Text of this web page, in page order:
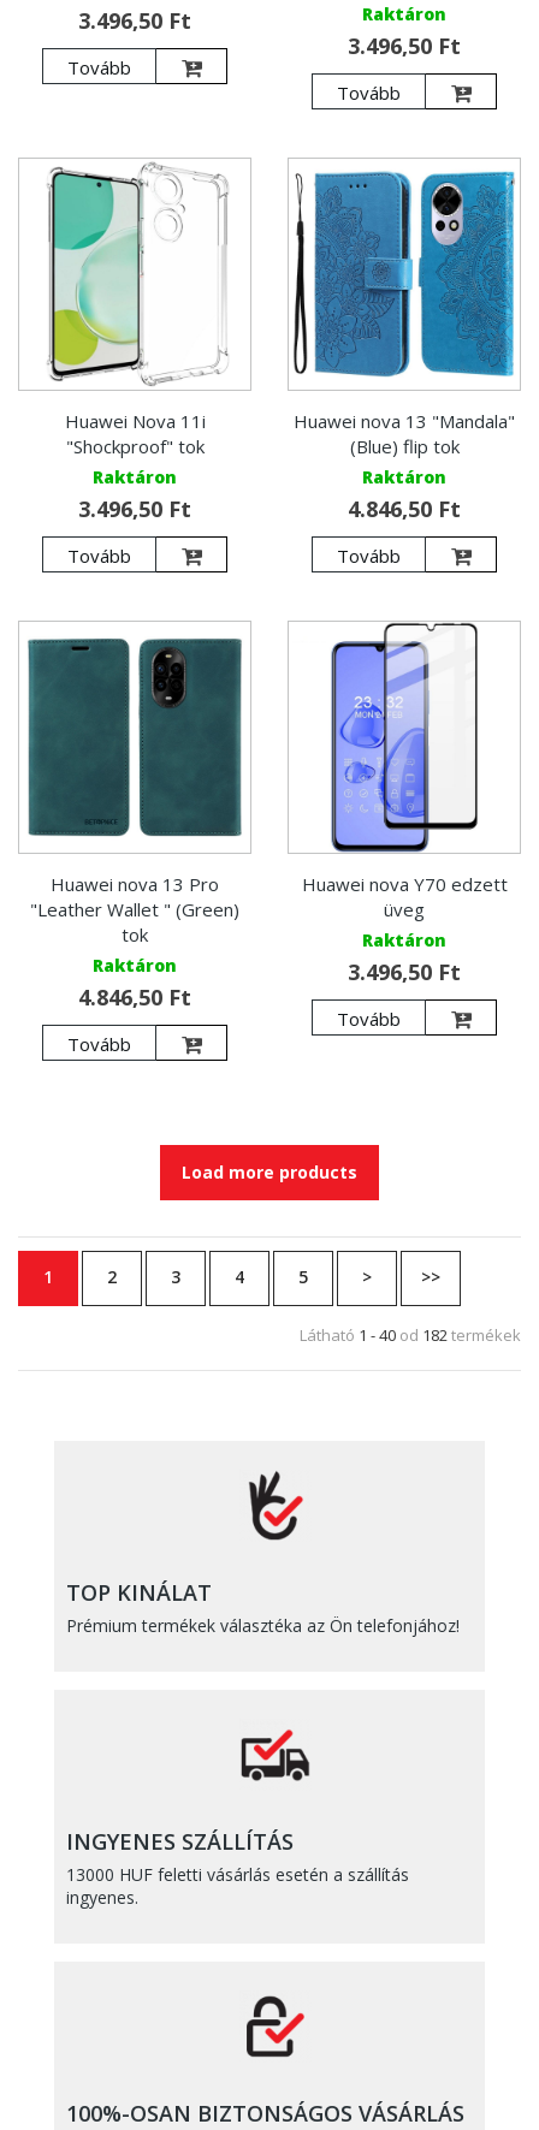
3.496,50 Ft
Tovább
Raktáron
3.496,50 Ft
Tovább
Huawei Nova 11i
"Shockproof" tok
Raktáron
3.496,50 Ft
Tovább
Huawei nova 13 "Mandala"
(Blue) flip tok
Raktáron
4.846,50 Ft
Tovább
Huawei nova 13 Pro
"Leather Wallet " (Green)
tok
Raktáron
4.846,50 Ft
Tovább
Huawei nova Y70 edzett
üveg
Raktáron
3.496,50 Ft
Tovább
Load more products
1 2 3 4 5 > >>
Látható 1 - 40 od 182termékek
TOP KINÁLAT
Prémium termékek választéka az Ön telefonjához!
INGYENES SZÁLLÍTÁS
13000 HUF feletti vásárlás esetén a szállítás
ingyenes.
100%-OSAN BIZTONSÁGOS VÁSÁRLÁS